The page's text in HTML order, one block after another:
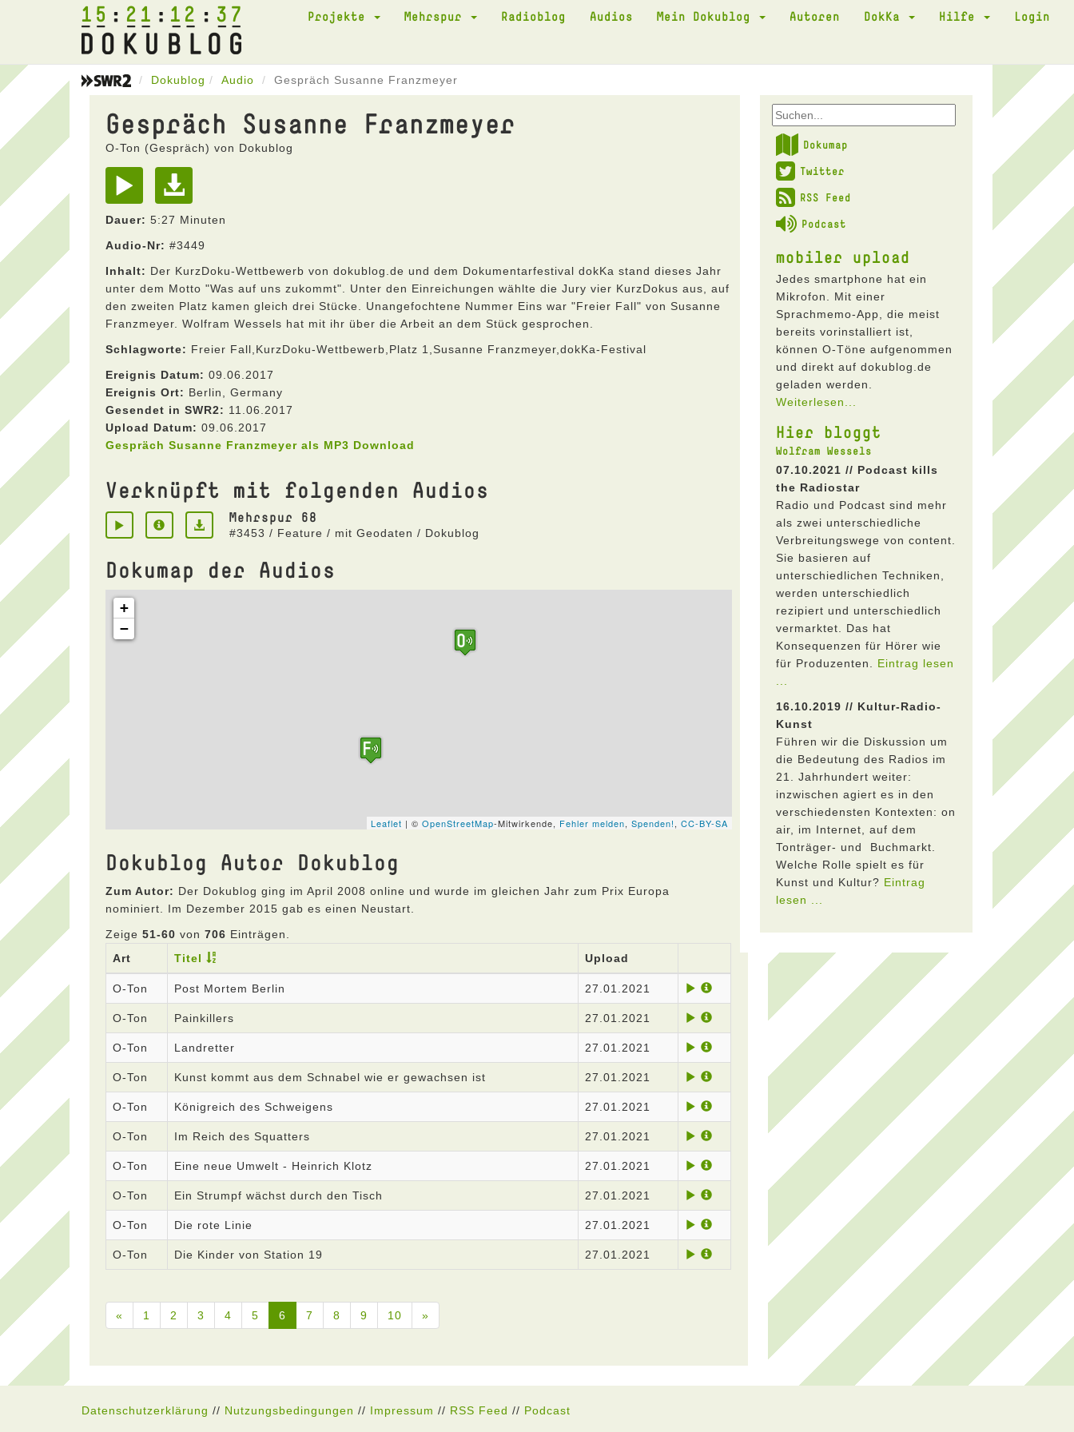
15 21 12 37 Projekte Mehrspur Radioblog Audios Mein Dokublog Autoren DokKa Hilfe Login
Dokublog Audio Gespräch Susanne Franzmeyer
Gespräch Susanne Franzmeyer
O-Ton (Gespräch) von Dokublog
Dauer: 5:27 Minuten
Audio-Nr: #3449
Inhalt: Der KurzDoku-Wettbewerb von dokublog.de und dem Dokumentarfestival dokKa stand dieses Jahr
unter dem Motto "Was auf uns zukommt". Unter den Einreichungen wählte die Jury vier KurzDokus aus, auf
den zweiten Platz kamen gleich drei Stücke. Unangefochtene Nummer Eins war "Freier Fall" von Susanne
Franzmeyer. Wolfram Wessels hat mit ihr über die Arbeit an dem Stück gesprochen.
Schlagworte: Freier Fall,KurzDoku-Wettbewerb,Platz 1,Susanne Franzmeyer,dokKa-Festival
Ereignis Datum: 09.06.2017
Ereignis Ort: Berlin, Germany
Gesendet in SWR2: 11.06.2017
Upload Datum: 09.06.2017
Gespräch Susanne Franzmeyer als MP3 Download
Verknüpft mit folgenden Audios
Mehrspur 68
#3453 / Feature / mit Geodaten / Dokublog
Dokumap der Audios
Dokublog Autor Dokublog
Zum Autor: Der Dokublog ging im April 2008 online und wurde im gleichen Jahr zum Prix Europa
nominiert. Im Dezember 2015 gab es einen Neustart.
Zeige 51-60 von 706 Einträgen.
Art
Titel Upload
O-Ton Post Mortem Berlin 27.01.2021
O-Ton Painkillers 27.01.2021
O-Ton Landretter 27.01.2021
O-Ton Kunst kommt aus dem Schnabel wie er gewachsen ist 27.01.2021
O-Ton Königreich des Schweigens 27.01.2021
O-Ton Im Reich des Squatters 27.01.2021
O-Ton Eine neue Umwelt - Heinrich Klotz 27.01.2021
O-Ton Ein Strumpf wächst durch den Tisch 27.01.2021
O-Ton Die rote Linie 27.01.2021
O-Ton Die Kinder von Station 19 27.01.2021
« 1 2 3 4 5 6 7 8 9 10 »
Dokumap
Twitter
RSS Feed
Podcast
mobiler upload
Jedes smartphone hat ein
Mikrofon. Mit einer
Sprachmemo-App, die meist
bereits vorinstalliert ist,
können O-Töne aufgenommen
und direkt auf dokublog.de
geladen werden.
Weiterlesen...
Hier bloggt
Wolfram Wessels
07.10.2021 // Podcast kills
the Radiostar
Radio und Podcast sind mehr
als zwei unterschiedliche
Verbreitungswege von content.
Sie basieren auf
unterschiedlichen Techniken,
werden unterschiedlich
rezipiert und unterschiedlich
vermarktet. Das hat
Konsequenzen für Hörer wie
für Produzenten. Eintrag lesen
16.10.2019 // Kultur-Radio-
Kunst
Führen wir die Diskussion um
die Bedeutung des Radios im
21. Jahrhundert weiter:
inzwischen agiert es in den
verschiedensten Kontexten: on
air, im Internet, auf dem
Tonträger- und Buchmarkt.
Welche Rolle spielt es für
Kunst und Kultur? Eintrag
lesen ...
Datenschutzerklärung // Nutzungsbedingungen // Impressum // RSS Feed // Podcast